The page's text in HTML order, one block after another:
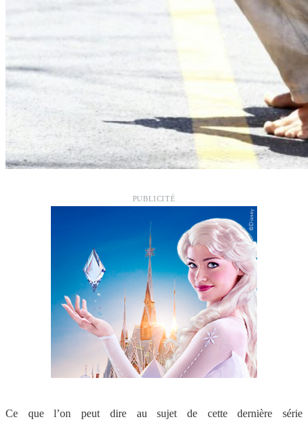
PUBLICITÉ
Ce que l’on peut dire au sujet de cette dernière série